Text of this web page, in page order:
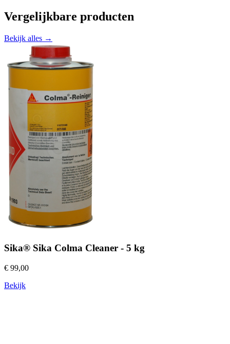
Vergelijkbare producten
Bekijk alles →
Sika® Sika Colma Cleaner - 5 kg
€ 99,00
Bekijk